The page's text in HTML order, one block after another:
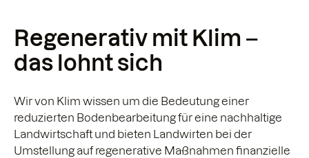
Regenerativ mit Klim –
das lohnt sich
Wir von Klim wissen um die Bedeutung einer
reduzierten Bodenbearbeitung für eine nachhaltige
Landwirtschaft und bieten Landwirten bei der
Umstellung auf regenerative Maßnahmen finanzielle